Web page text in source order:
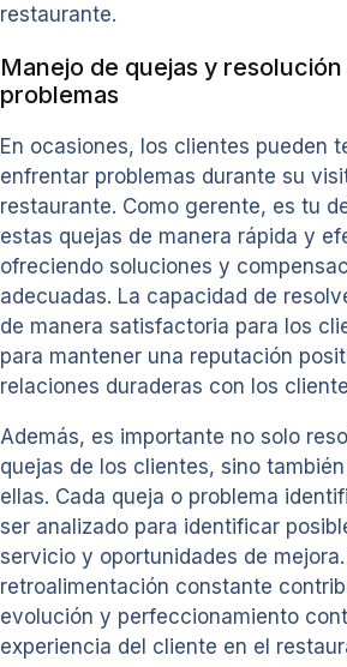
restaurante.
Manejo de quejas y resolución
problemas
En ocasiones, los clientes pueden
enfrentar problemas durante su
restaurante. Como gerente, es tu
estas quejas de manera rápida y
ofreciendo soluciones y
adecuadas. La capacidad de
de manera satisfactoria para los
para mantener una reputación
relaciones duraderas con los
Además, es importante no solo
quejas de los clientes, sino
ellas. Cada queja o problema
ser analizado para identificar
servicio y oportunidades de mejora.
retroalimentación constante
evolución y perfeccionamiento
experiencia del cliente en el